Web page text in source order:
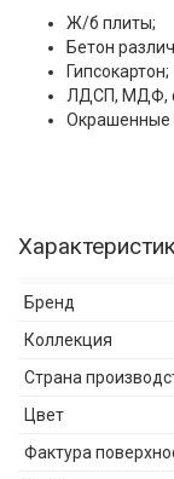
Ж/б плиты;
Бетон
Гипсокартон;
ЛДСП, МДФ,
Окрашенные
Бренд
Коллекция
Страна
Цвет
Фактура